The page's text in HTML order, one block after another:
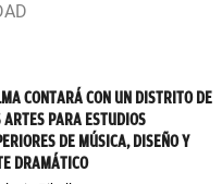
CONTARÁ CON UN DISTRITO DE
ARTES PARA ESTUDIOS
DE MÚSICA, DISEÑO Y
DRAMÁTICO